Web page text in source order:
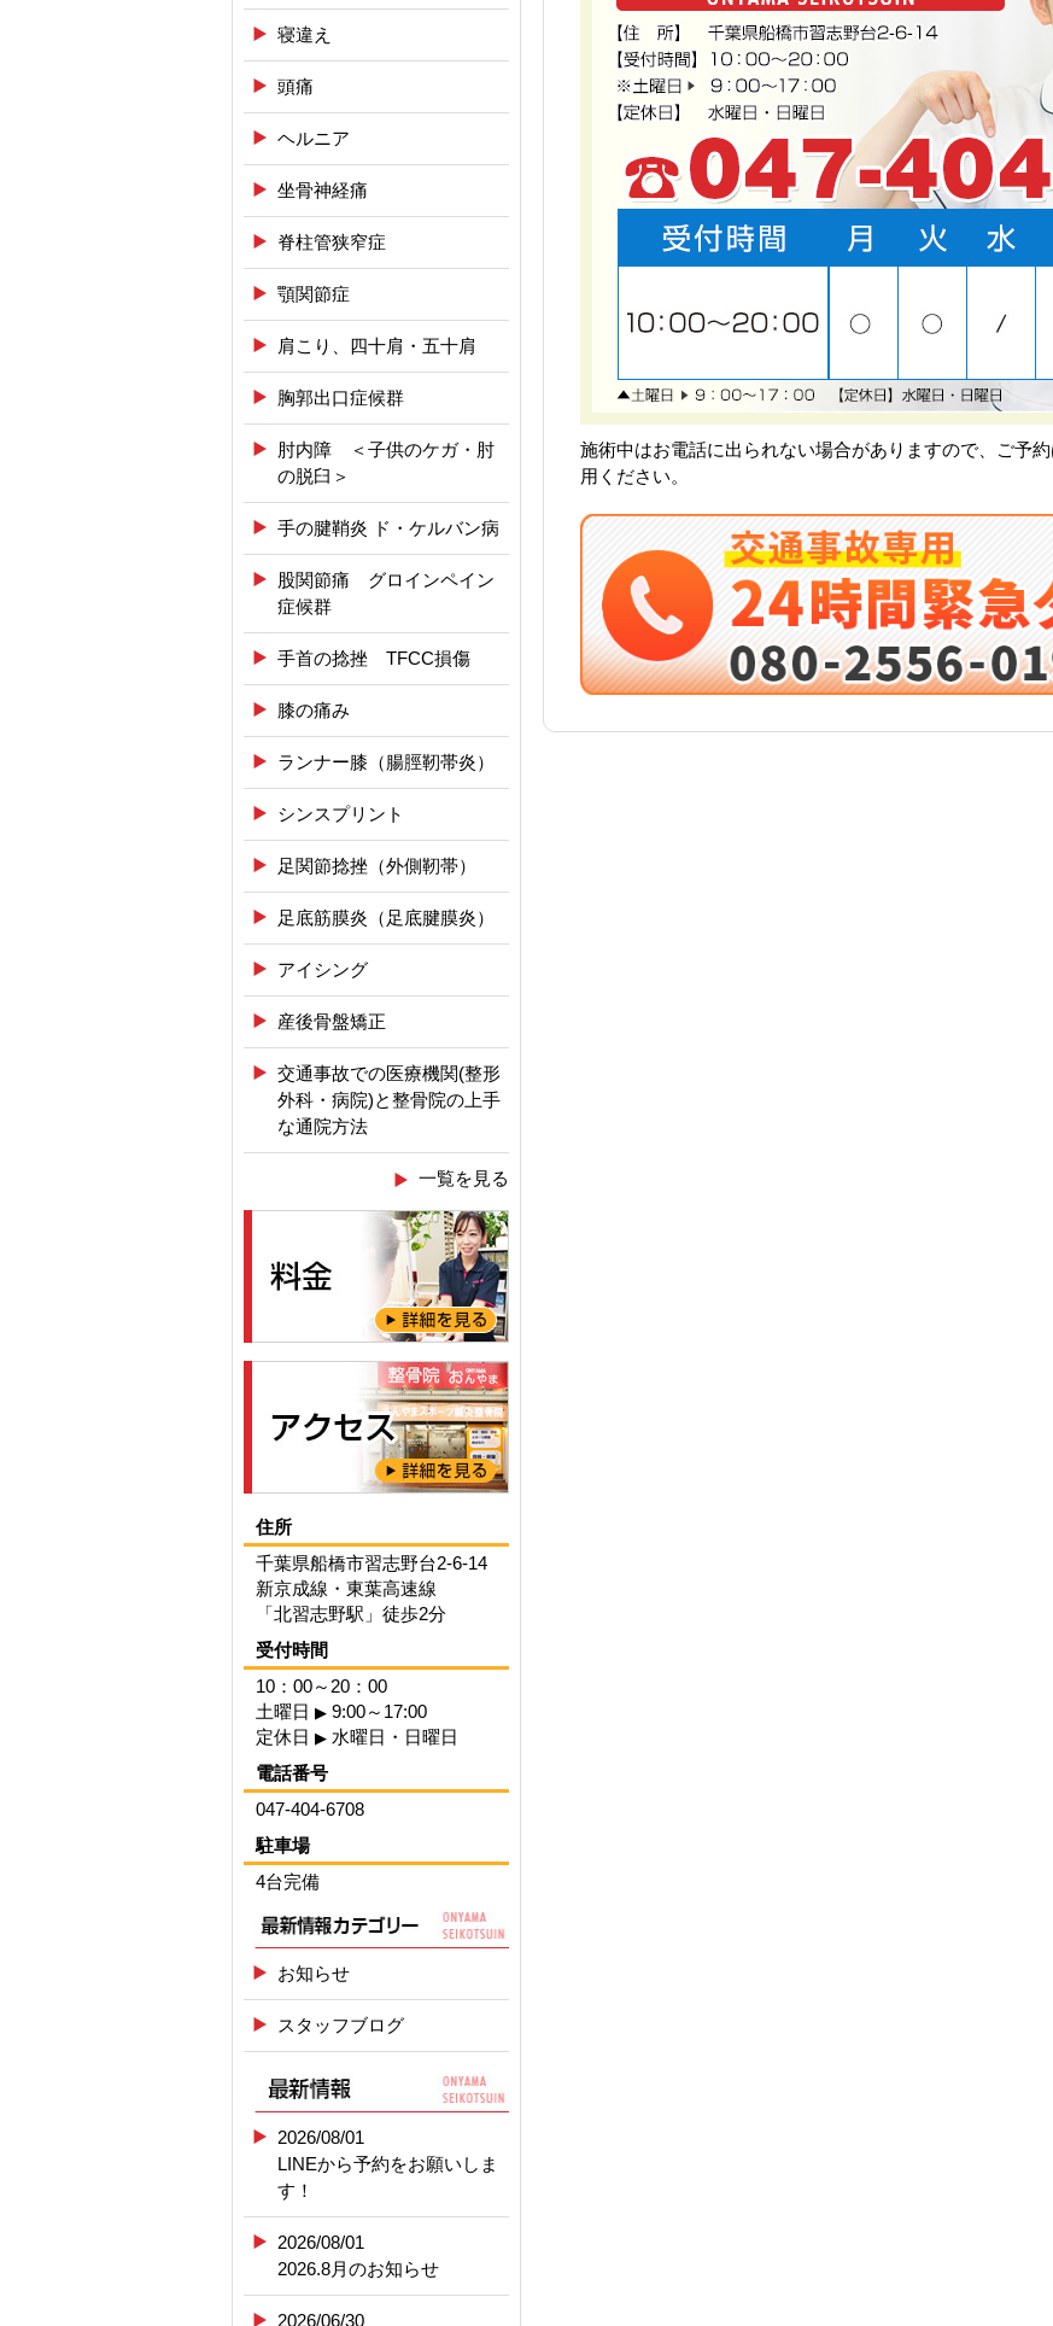
施術中はお電話に出られない場合がありますので、ご予約
用ください。
寝違え
頭痛
ヘルニア
坐骨神経痛
脊柱管狭窄症
顎関節症
肩こり、四十肩・五十肩
胸郭出口症候群
肘内障 ＜子供のケガ・肘
の脱臼＞
手の腱鞘炎 ド・ケルバン病
股関節痛 グロインペイン
症候群
手首の捻挫 TFCC損傷
膝の痛み
ランナー膝（腸脛靭帯炎）
シンスプリント
足関節捻挫（外側靭帯）
足底筋膜炎（足底腱膜炎）
アイシング
産後骨盤矯正
交通事故での医療機関(整形
外科・病院)と整骨院の上手
な通院方法
一覧を見る
住所
千葉県船橋市習志野台2-6-14
新京成線・東葉高速線
「北習志野駅」徒歩2分
受付時間
10：00～20：00
土曜日 ▶ 9:00～17:00
定休日 ▶ 水曜日・日曜日
電話番号
047-404-6708
駐車場
4台完備
お知らせ
スタッフブログ
2026/08/01
LINEから予約をお願いしま
す！
2026/08/01
2026.8月のお知らせ
2026/06/30